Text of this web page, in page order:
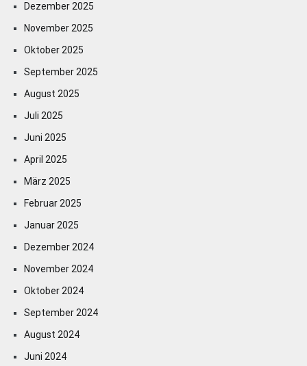
Dezember 2025
November 2025
Oktober 2025
September 2025
August 2025
Juli 2025
Juni 2025
April 2025
März 2025
Februar 2025
Januar 2025
Dezember 2024
November 2024
Oktober 2024
September 2024
August 2024
Juni 2024